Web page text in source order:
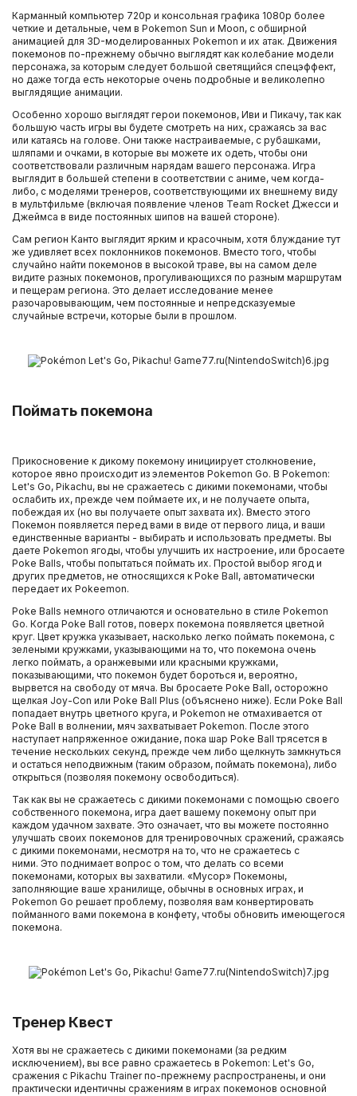
Карманный компьютер 720p и консольная графика 1080p более
четкие и детальные, чем в Pokemon Sun и Moon, с обширной
анимацией для 3D-моделированных Pokemon и их атак. Движения
покемонов по-прежнему обычно выглядят как колебание модели
персонажа, за которым следует большой светящийся спецэффект,
но даже тогда есть некоторые очень подробные и великолепно
выглядящие анимации.
Особенно хорошо выглядят герои покемонов, Иви и Пикачу, так как
большую часть игры вы будете смотреть на них, сражаясь за вас
или катаясь на голове. Они также настраиваемые, с рубашками,
шляпами и очками, в которые вы можете их одеть, чтобы они
соответствовали различным нарядам вашего персонажа. Игра
выглядит в большей степени в соответствии с аниме, чем когда-
либо, с моделями тренеров, соответствующими их внешнему виду
в мультфильме (включая появление членов Team Rocket Джесси и
Джеймса в виде постоянных шипов на вашей стороне).
Сам регион Канто выглядит ярким и красочным, хотя блуждание тут
же удивляет всех поклонников покемонов. Вместо того, чтобы
случайно найти покемонов в высокой траве, вы на самом деле
видите разных покемонов, прогуливающихся по разным маршрутам
и пещерам региона. Это делает исследование менее
разочаровывающим, чем постоянные и непредсказуемые
случайные встречи, которые были в прошлом.
Поймать покемона
Прикосновение к дикому покемону инициирует столкновение,
которое явно происходит из элементов Pokemon Go. В Pokemon:
Let's Go, Pikachu, вы не сражаетесь с дикими покемонами, чтобы
ослабить их, прежде чем поймаете их, и не получаете опыта,
побеждая их (но вы получаете опыт захвата их). Вместо этого
Покемон появляется перед вами в виде от первого лица, и ваши
единственные варианты - выбирать и использовать предметы. Вы
даете Pokemon ягоды, чтобы улучшить их настроение, или бросаете
Poke Balls, чтобы попытаться поймать их. Простой выбор ягод и
других предметов, не относящихся к Poke Ball, автоматически
передает их Pokeemon.
Poke Balls немного отличаются и основательно в стиле Pokemon
Go. Когда Poke Ball готов, поверх покемона появляется цветной
круг. Цвет кружка указывает, насколько легко поймать покемона, с
зелеными кружками, указывающими на то, что покемона очень
легко поймать, а оранжевыми или красными кружками,
показывающими, что покемон будет бороться и, вероятно,
вырвется на свободу от мяча. Вы бросаете Poke Ball, осторожно
щелкая Joy-Con или Poke Ball Plus (объяснено ниже). Если Poke Ball
попадает внутрь цветного круга, и Pokemon не отмахивается от
Poke Ball в волнении, мяч захватывает Pokemon. После этого
наступает напряженное ожидание, пока шар Poke Ball трясется в
течение нескольких секунд, прежде чем либо щелкнуть замкнуться
и остаться неподвижным (таким образом, поймать покемона), либо
открыться (позволяя покемону освободиться).
Так как вы не сражаетесь с дикими покемонами с помощью своего
собственного покемона, игра дает вашему покемону опыт при
каждом удачном захвате. Это означает, что вы можете постоянно
улучшать своих покемонов для тренировочных сражений, сражаясь
с дикими покемонами, несмотря на то, что не сражаетесь с
ними. Это поднимает вопрос о том, что делать со всеми
покемонами, которых вы захватили. «Мусор» Покемоны,
заполняющие ваше хранилище, обычны в основных играх, и
Pokemon Go решает проблему, позволяя вам конвертировать
пойманного вами покемона в конфету, чтобы обновить имеющегося
покемона.
Тренер Квест
Хотя вы не сражаетесь с дикими покемонами (за редким
исключением), вы все равно сражаетесь в Pokemon: Let's Go,
сражения с Pikachu Trainer по-прежнему распространены, и они
практически идентичны сражениям в играх покемонов основной